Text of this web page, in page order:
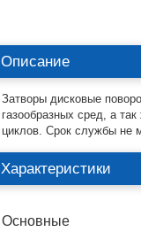
Описание
Затворы дисковые
газообразных сред, а
циклов. Срок службы не
Характеристики
Основные